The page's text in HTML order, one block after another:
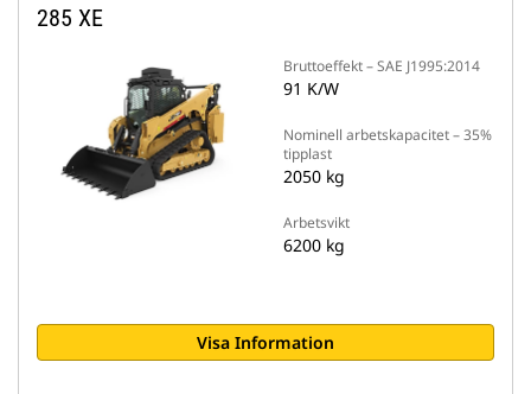
285 XE
Bruttoeffekt – SAE J1995:2014
91 K/W
Nominell arbetskapacitet – 35%
tipplast
2050 kg
Arbetsvikt
6200 kg
Visa Information